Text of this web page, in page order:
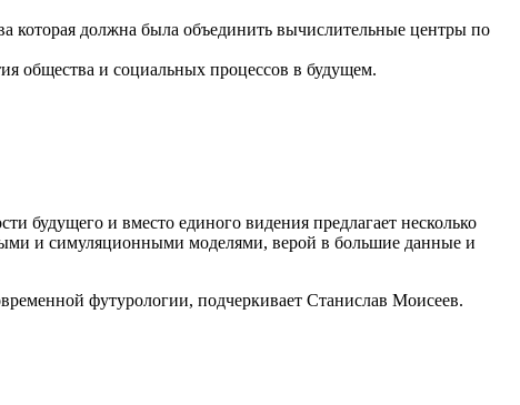
которая должна была объединить вычислительные центры по
общества и социальных процессов в будущем.
будущего и вместо единого видения предлагает несколько
и симуляционными моделями, верой в большие данные и
футурологии, подчеркивает Станислав Моисеев.